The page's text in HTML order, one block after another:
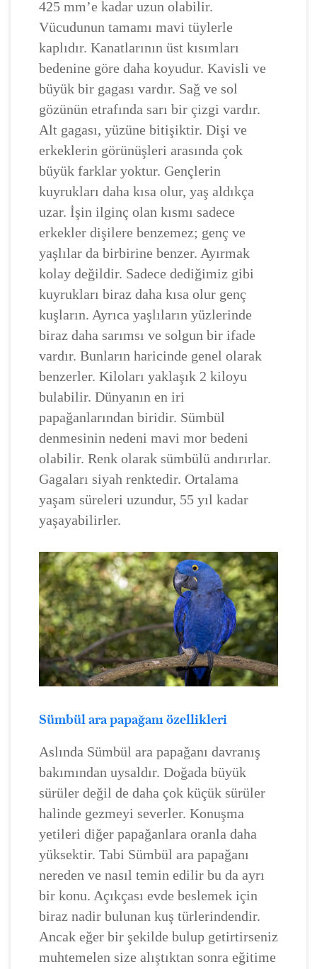
425 mm’e kadar uzun olabilir.
Vücudunun tamamı mavi tüylerle
kaplıdır. Kanatlarının üst kısımları
bedenine göre daha koyudur. Kavisli ve
büyük bir gagası vardır. Sağ ve sol
gözünün etrafında sarı bir çizgi vardır.
Alt gagası, yüzüne bitişiktir. Dişi ve
erkeklerin görünüşleri arasında çok
büyük farklar yoktur. Gençlerin
kuyrukları daha kısa olur, yaş aldıkça
uzar. İşin ilginç olan kısmı sadece
erkekler dişilere benzemez; genç ve
yaşlılar da birbirine benzer. Ayırmak
kolay değildir. Sadece dediğimiz gibi
kuyrukları biraz daha kısa olur genç
kuşların. Ayrıca yaşlıların yüzlerinde
biraz daha sarımsı ve solgun bir ifade
vardır. Bunların haricinde genel olarak
benzerler. Kiloları yaklaşık 2 kiloyu
bulabilir. Dünyanın en iri
papağanlarından biridir. Sümbül
denmesinin nedeni mavi mor bedeni
olabilir. Renk olarak sümbülü andırırlar.
Gagaları siyah renktedir. Ortalama
yaşam süreleri uzundur, 55 yıl kadar
yaşayabilirler.
Sümbül ara papağanı özellikleri
Aslında Sümbül ara papağanı davranış
bakımından uysaldır. Doğada büyük
sürüler değil de daha çok küçük sürüler
halinde gezmeyi severler. Konuşma
yetileri diğer papağanlara oranla daha
yüksektir. Tabi Sümbül ara papağanı
nereden ve nasıl temin edilir bu da ayrı
bir konu. Açıkçası evde beslemek için
biraz nadir bulunan kuş türlerindendir.
Ancak eğer bir şekilde bulup getirtirseniz
muhtemelen size alıştıktan sonra eğitime